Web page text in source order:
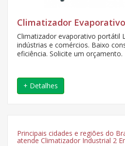
Climatizador
Climatizador evaporativo portátil
indústrias e comércios. Baixo
eficiência. Solicite um orçamento.
+ Detalhes
Principais cidades e regiões do
atende Climatizador Industrial 2